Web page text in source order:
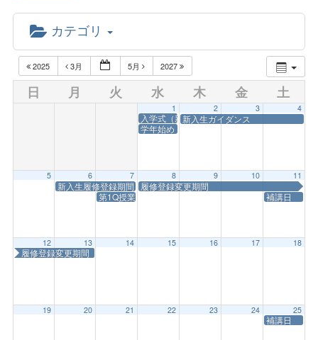
カテゴリ
2025 3月 5月 2027
日 月 火 水 木 金 土
1
入学式（新1年次書類交付）
学年始め
2
新入生ガイダンス
3 4
5 6
新入生履修登録期間
7
第1Q授業開始
8
履修登録変更期間
9 10 11
補講日
12
履修登録変更期間
13 14 15 16 17 18
19 20 21 22 23 24 25
補講日